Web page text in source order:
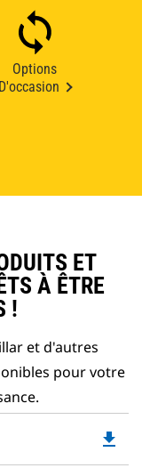
Options
D'occasion
ET
À ÊTRE
!
et d'autres
pour votre
file_download